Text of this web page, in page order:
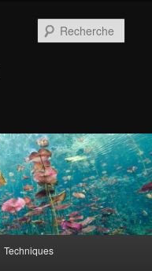
Techniques